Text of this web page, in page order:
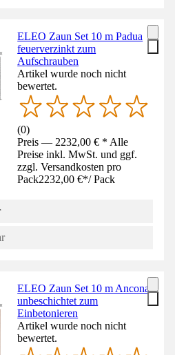
ELEO Zaun Set 10 m Padua
feuerverzinkt zum
Aufschrauben
Artikel wurde noch nicht
bewertet.
(0)
Preis — 2232,00 € * Alle
Preise inkl. MwSt. und ggf.
zzgl. Versandkosten pro
Pack2232,00 €*/ Pack
ELEO Zaun Set 10 m Ancona
unbeschichtet zum
Einbetonieren
Artikel wurde noch nicht
bewertet.